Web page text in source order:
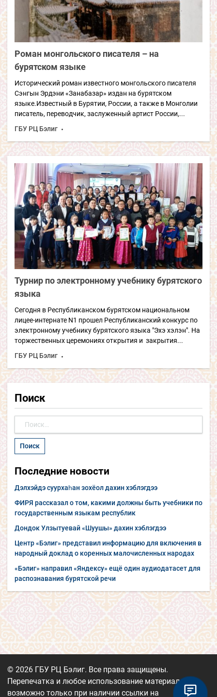
Роман монгольского писателя – на
бурятском языке
Исторический роман известного монгольского писателя
Сэнгын Эрдэни «Занабазар» издан на бурятском
языке.Известный в Бурятии, России, а также в Монголии
писатель, переводчик, заслуженный артист России,...
ГБУ РЦ Бэлиг
Турнир по электронному учебнику бурятского
языка
Сегодня в Республиканском бурятском национальном
лицее-интернате N1 прошел Республиканский конкурс по
электронному учебнику бурятского языка "Эхэ хэлэн". На
торжественных церемониях открытия и закрытия...
ГБУ РЦ Бэлиг
Поиск
Последние новости
Дэлхэйдэ суурхаһан зохёол дахин хэблэгдээ
ФИРЯ рассказал о том, какими должны быть учебники по
государственным языкам республик
Дондок Улзытуевай «Шуушы» дахин хэблэгдээ
Центр «Бэлиг» представил информацию для включения в
народный доклад о коренных малочисленных народах
«Бэлиг» направил «Яндексу» ещё один аудиодатасет для
распознавания бурятской речи
© 2026 ГБУ РЦ Бэлиг. Все права защищены.
Перепечатка и любое использование материалов
возможно только при наличии ссылки на